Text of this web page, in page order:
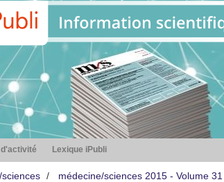
Lexique iPubli
médecine/sciences 2015 - Volume 31